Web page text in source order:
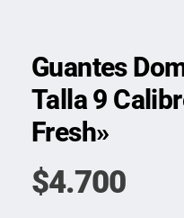
Guantes
Talla 9
Fresh»
$4.700